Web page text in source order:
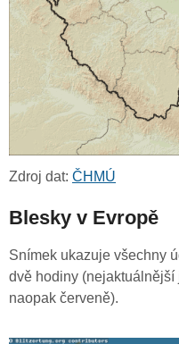
Zdroj dat: ČHMÚ
Blesky v Evropě
Snímek ukazuje všechny
dvě hodiny
naopak červeně).